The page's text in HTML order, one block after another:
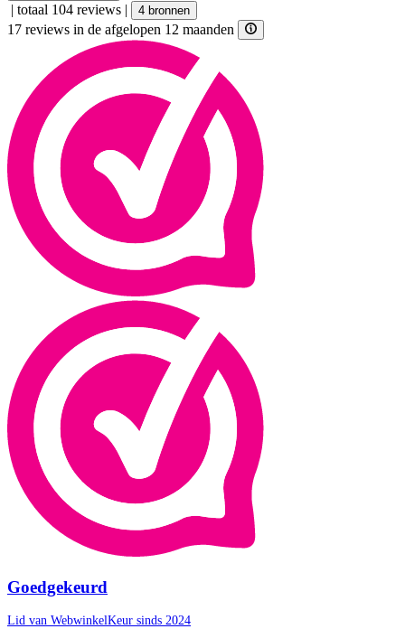
| totaal 104 reviews | 4 bronnen
17 reviews in de afgelopen 12 maanden
Goedgekeurd
Lid van WebwinkelKeur sinds 2024